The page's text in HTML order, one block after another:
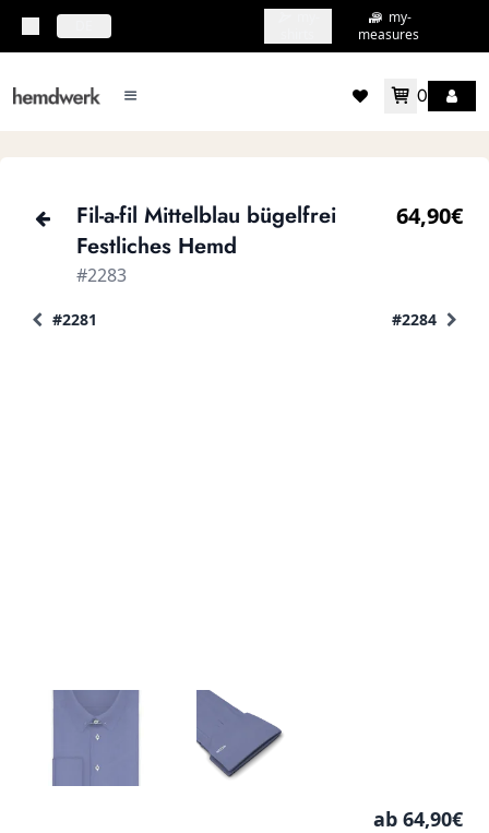
my-
measures
mainMenu.menu 0
Fil-a-fil Mittelblau bügelfrei
Festliches Hemd
#2283
64,90€
#2281 #2284
ab 64,90€